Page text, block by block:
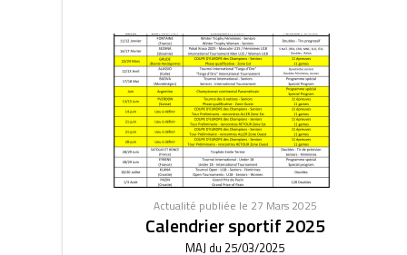
Actualité publiée le 27 Mars 2025
Calendrier sportif 2025
MAJ du 25/03/2025